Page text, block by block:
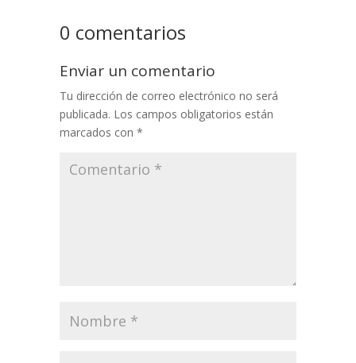
0 comentarios
Enviar un comentario
Tu dirección de correo electrónico no será
publicada. Los campos obligatorios están
marcados con *